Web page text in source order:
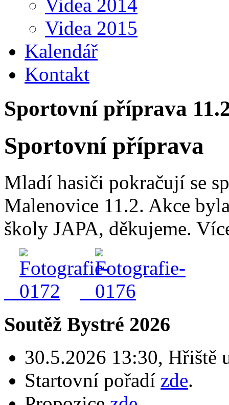
Videa 2014
Videa 2015
Kalendář
Kontakt
Sportovní příprava
Sportovní příprava
Mladí hasiči pokračují se
Malenovice 11.2. Akce
školy JAPA, děkujeme.
Soutěž Bystré 2026
30.5.2026 13:30, Hřiště
Startovní pořadí zde.